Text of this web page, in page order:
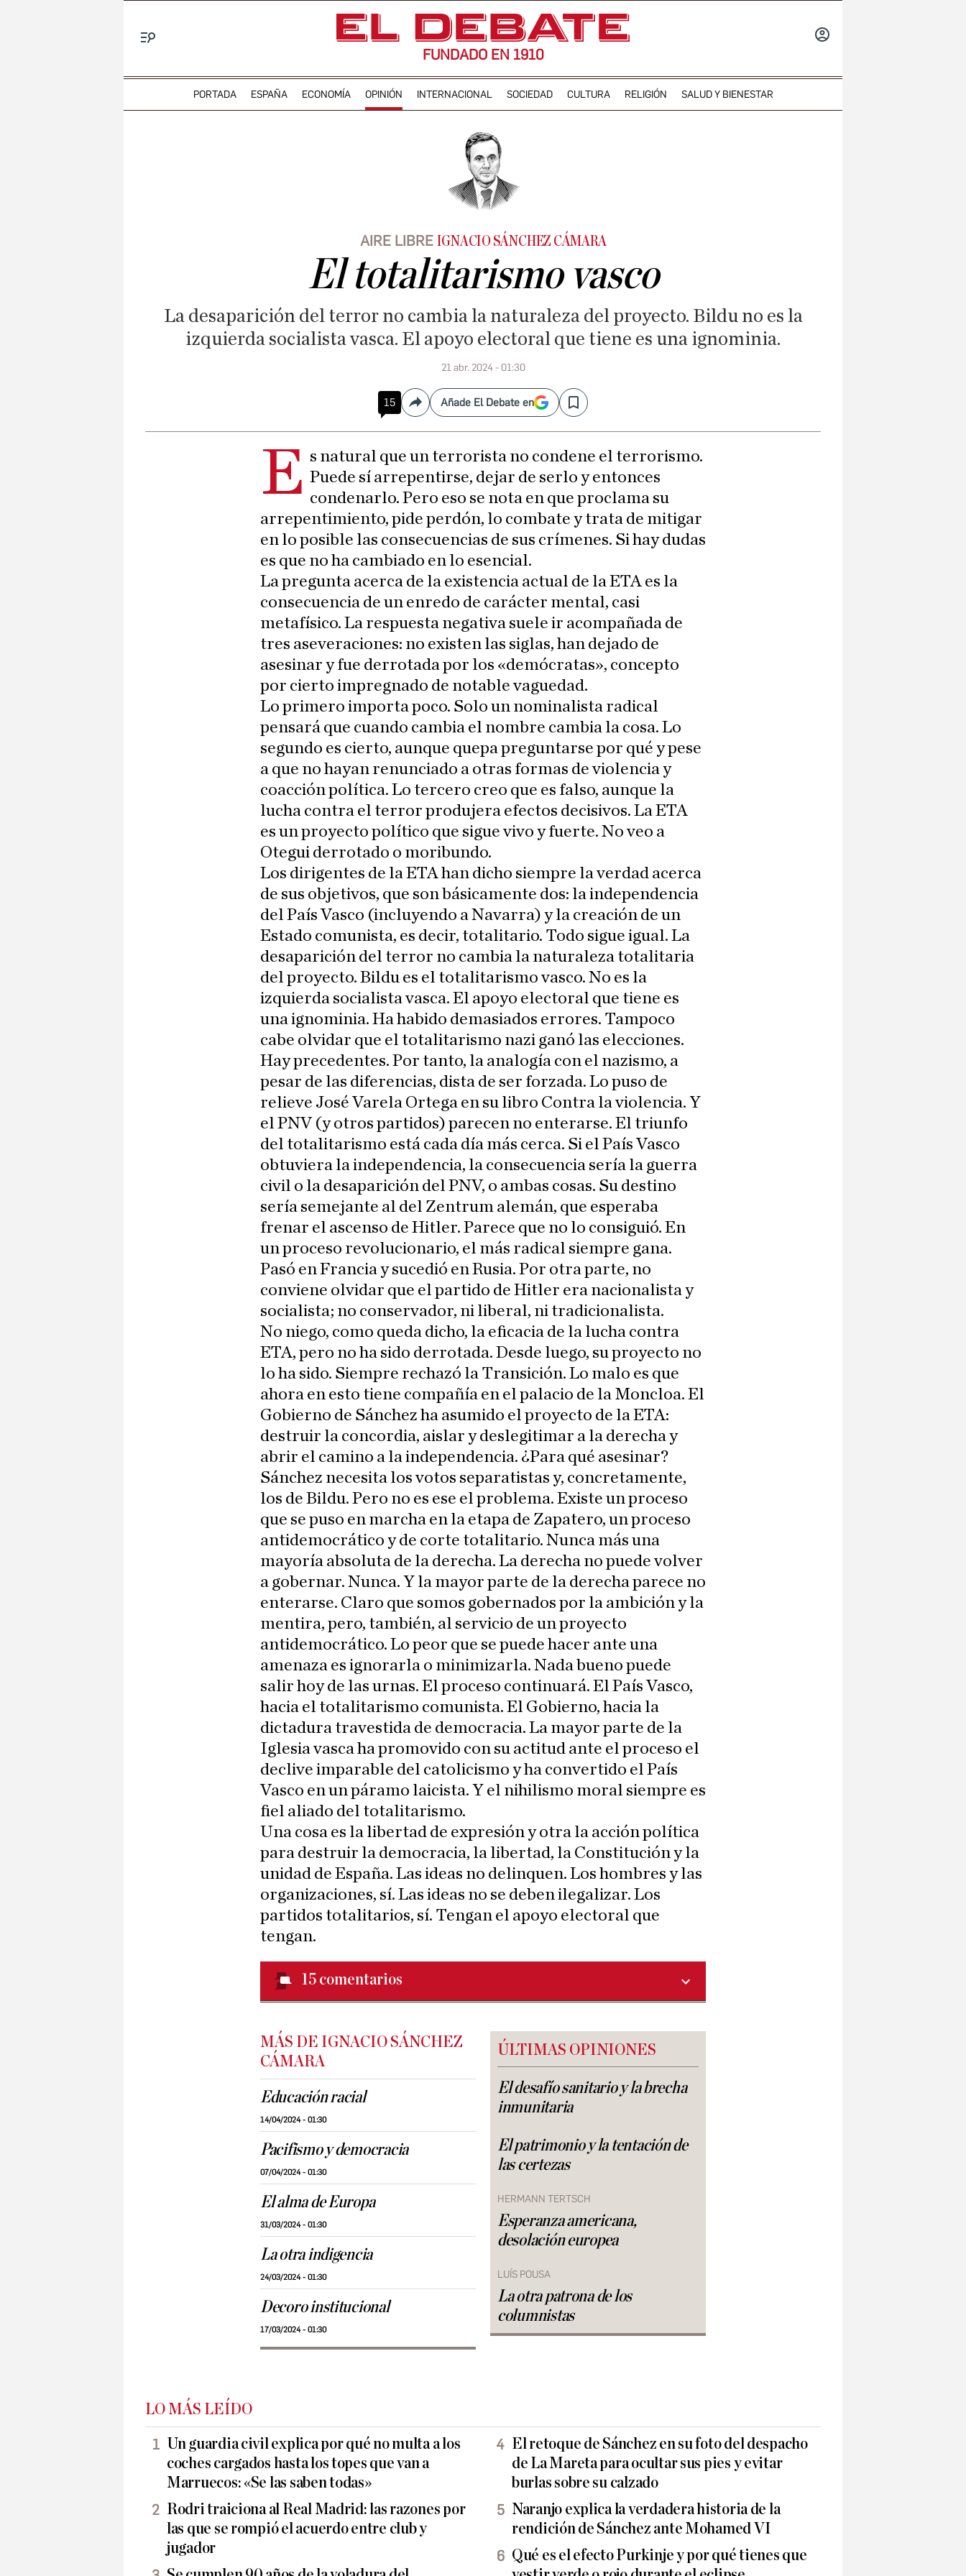
FUNDADO EN 1910
PORTADA ESPAÑA ECONOMÍA OPINIÓN INTERNACIONAL SOCIEDAD CULTURA RELIGIÓN SALUD Y BIENESTAR
AIRE LIBRE IGNACIO SÁNCHEZ CÁMARA
El totalitarismo vasco
La desaparición del terror no cambia la naturaleza del proyecto. Bildu no es la
izquierda socialista vasca. El apoyo electoral que tiene es una ignominia.
21 abr. 2024 - 01:30
15 CompartirAñade El Debate en Save
E s natural que un terrorista no condene el terrorismo.
Puede sí arrepentirse, dejar de serlo y entonces
condenarlo. Pero eso se nota en que proclama su
arrepentimiento, pide perdón, lo combate y trata de mitigar
en lo posible las consecuencias de sus crímenes. Si hay dudas
es que no ha cambiado en lo esencial.
La pregunta acerca de la existencia actual de la ETA es la
consecuencia de un enredo de carácter mental, casi
metafísico. La respuesta negativa suele ir acompañada de
tres aseveraciones: no existen las siglas, han dejado de
asesinar y fue derrotada por los «demócratas», concepto
por cierto impregnado de notable vaguedad.
Lo primero importa poco. Solo un nominalista radical
pensará que cuando cambia el nombre cambia la cosa. Lo
segundo es cierto, aunque quepa preguntarse por qué y pese
a que no hayan renunciado a otras formas de violencia y
coacción política. Lo tercero creo que es falso, aunque la
lucha contra el terror produjera efectos decisivos. La ETA
es un proyecto político que sigue vivo y fuerte. No veo a
Otegui derrotado o moribundo.
Los dirigentes de la ETA han dicho siempre la verdad acerca
de sus objetivos, que son básicamente dos: la independencia
del País Vasco (incluyendo a Navarra) y la creación de un
Estado comunista, es decir, totalitario. Todo sigue igual. La
desaparición del terror no cambia la naturaleza totalitaria
del proyecto. Bildu es el totalitarismo vasco. No es la
izquierda socialista vasca. El apoyo electoral que tiene es
una ignominia. Ha habido demasiados errores. Tampoco
cabe olvidar que el totalitarismo nazi ganó las elecciones.
Hay precedentes. Por tanto, la analogía con el nazismo, a
pesar de las diferencias, dista de ser forzada. Lo puso de
relieve José Varela Ortega en su libro Contra la violencia. Y
el PNV (y otros partidos) parecen no enterarse. El triunfo
del totalitarismo está cada día más cerca. Si el País Vasco
obtuviera la independencia, la consecuencia sería la guerra
civil o la desaparición del PNV, o ambas cosas. Su destino
sería semejante al del Zentrum alemán, que esperaba
frenar el ascenso de Hitler. Parece que no lo consiguió. En
un proceso revolucionario, el más radical siempre gana.
Pasó en Francia y sucedió en Rusia. Por otra parte, no
conviene olvidar que el partido de Hitler era nacionalista y
socialista; no conservador, ni liberal, ni tradicionalista.
No niego, como queda dicho, la eficacia de la lucha contra
ETA, pero no ha sido derrotada. Desde luego, su proyecto no
lo ha sido. Siempre rechazó la Transición. Lo malo es que
ahora en esto tiene compañía en el palacio de la Moncloa. El
Gobierno de Sánchez ha asumido el proyecto de la ETA:
destruir la concordia, aislar y deslegitimar a la derecha y
abrir el camino a la independencia. ¿Para qué asesinar?
Sánchez necesita los votos separatistas y, concretamente,
los de Bildu. Pero no es ese el problema. Existe un proceso
que se puso en marcha en la etapa de Zapatero, un proceso
antidemocrático y de corte totalitario. Nunca más una
mayoría absoluta de la derecha. La derecha no puede volver
a gobernar. Nunca. Y la mayor parte de la derecha parece no
enterarse. Claro que somos gobernados por la ambición y la
mentira, pero, también, al servicio de un proyecto
antidemocrático. Lo peor que se puede hacer ante una
amenaza es ignorarla o minimizarla. Nada bueno puede
salir hoy de las urnas. El proceso continuará. El País Vasco,
hacia el totalitarismo comunista. El Gobierno, hacia la
dictadura travestida de democracia. La mayor parte de la
Iglesia vasca ha promovido con su actitud ante el proceso el
declive imparable del catolicismo y ha convertido el País
Vasco en un páramo laicista. Y el nihilismo moral siempre es
fiel aliado del totalitarismo.
Una cosa es la libertad de expresión y otra la acción política
para destruir la democracia, la libertad, la Constitución y la
unidad de España. Las ideas no delinquen. Los hombres y las
organizaciones, sí. Las ideas no se deben ilegalizar. Los
partidos totalitarios, sí. Tengan el apoyo electoral que
tengan.
15 comentarios
MÁS DE IGNACIO SÁNCHEZ
CÁMARA
Educación racial
14/04/2024 - 01:30
Pacifismo y democracia
07/04/2024 - 01:30
El alma de Europa
31/03/2024 - 01:30
La otra indigencia
24/03/2024 - 01:30
Decoro institucional
17/03/2024 - 01:30
ÚLTIMAS OPINIONES
El desafío sanitario y la brecha
inmunitaria
El patrimonio y la tentación de
las certezas
HERMANN TERTSCH
Esperanza americana,
desolación europea
LUÍS POUSA
La otra patrona de los
columnistas
LO MÁS LEÍDO
Un guardia civil explica por qué no multa a los
coches cargados hasta los topes que van a
Marruecos: «Se las saben todas»
Rodri traiciona al Real Madrid: las razones por
las que se rompió el acuerdo entre club y
jugador
El retoque de Sánchez en su foto del despacho
de La Mareta para ocultar sus pies y evitar
burlas sobre su calzado
Naranjo explica la verdadera historia de la
rendición de Sánchez ante Mohamed VI
Qué es el efecto Purkinje y por qué tienes que